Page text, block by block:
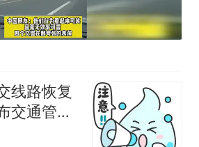
线路恢复
交通管控